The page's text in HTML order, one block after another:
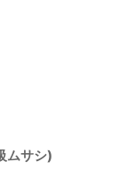
ムサシ)